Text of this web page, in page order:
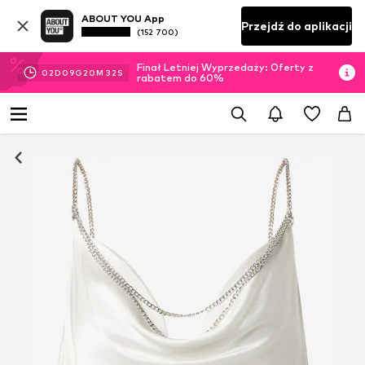
ABOUT YOU App
(152 700) Przejdź do aplikacji
02D 09G 20M 31 S
Finał Letniej Wyprzedaży: Oferty z
rabatem do 60%